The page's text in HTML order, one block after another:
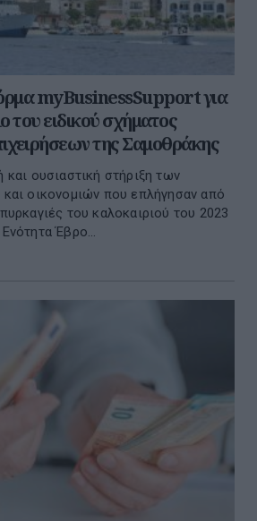
myBusinessSupport για
του ειδικού σχήματος
της Σαμοθράκης
ουσιαστική στήριξη των
οικονομιών που επλήγησαν από
του καλοκαιριού του 2023
Έβρο...